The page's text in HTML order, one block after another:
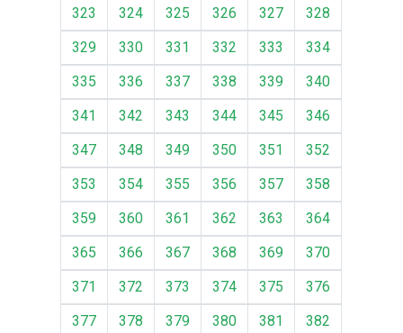
323
324 325 326 327
328
329
330 331 332 333
334
335
336 337 338 339
340
341
342 343 344 345
346
347
348 349 350 351
352
353
354 355 356 357
358
359
360 361 362 363
364
365
366 367 368 369
370
371
372 373 374 375
376
377
378 379 380 381 382